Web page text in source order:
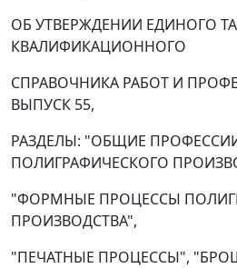
ОБ УТВЕРЖДЕНИИ ЕДИНОГО
КВАЛИФИКАЦИОННОГО
СПРАВОЧНИКА РАБОТ И
ВЫПУСК 55,
РАЗДЕЛЫ: "ОБЩИЕ
ПОЛИГРАФИЧЕСКОГО
"ФОРМНЫЕ ПРОЦЕССЫ
ПРОИЗВОДСТВА",
"ПЕЧАТНЫЕ ПРОЦЕССЫ",